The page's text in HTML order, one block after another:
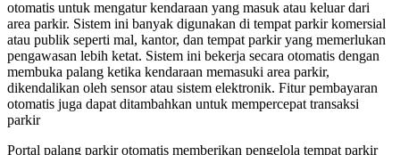
otomatis untuk mengatur kendaraan yang masuk atau keluar dari
area parkir. Sistem ini banyak digunakan di tempat parkir komersial
atau publik seperti mal, kantor, dan tempat parkir yang memerlukan
pengawasan lebih ketat. Sistem ini bekerja secara otomatis dengan
membuka palang ketika kendaraan memasuki area parkir,
dikendalikan oleh sensor atau sistem elektronik. Fitur pembayaran
otomatis juga dapat ditambahkan untuk mempercepat transaksi
parkir
Portal palang parkir otomatis memberikan pengelola tempat parkir